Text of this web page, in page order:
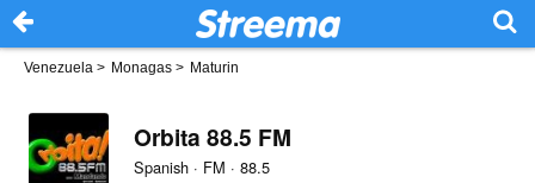
Venezuela > Monagas > Maturin
Orbita 88.5 FM
Spanish · FM · 88.5